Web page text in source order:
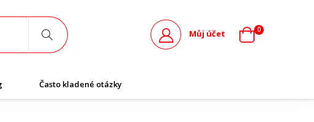
Můj účet 0
Často kladené otázky